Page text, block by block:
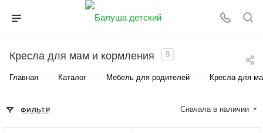
Кресла для мам и кормления 9
Главная — Каталог — Мебель для родителей — Кресла для
ФИЛЬТР Сначала в наличии